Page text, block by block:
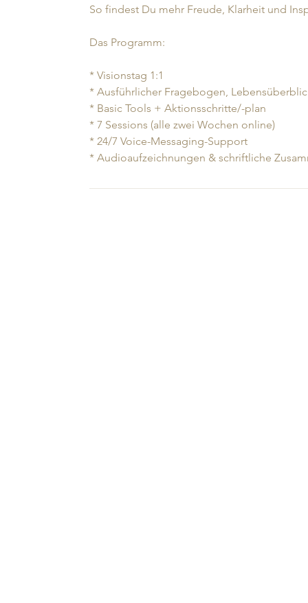
So findest Du mehr Freude, Klarheit und
Das Programm:
* Visionstag 1:1
* Ausführlicher Fragebogen,
* Basic Tools + Aktionsschritte/-plan
* 7 Sessions (alle zwei Wochen online)
* 24/7 Voice-Messaging-Support